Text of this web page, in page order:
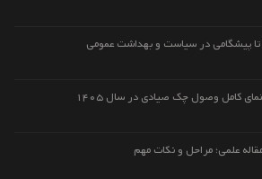
تا پیشگامی در سیاست و بهداشت عمومی
کامل وصول چک صیادی در سال ۱۴۰۵
علمی؛ مراحل و نکات مهم